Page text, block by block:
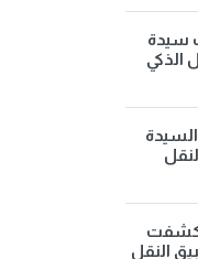
سيدة
الذكي
السيدة
كشفت
النقل